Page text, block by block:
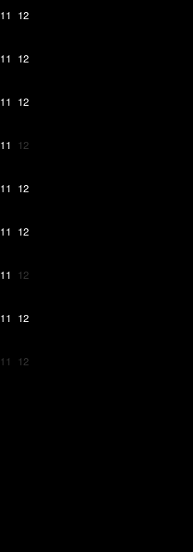
11 12
11 12
11 12
11 12
11 12
11 12
11 12
11 12
11 12